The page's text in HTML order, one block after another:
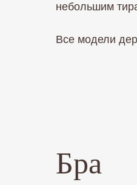
небольшим
Все модели
Бра